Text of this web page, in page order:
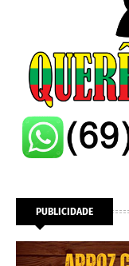
PUBLICIDADE